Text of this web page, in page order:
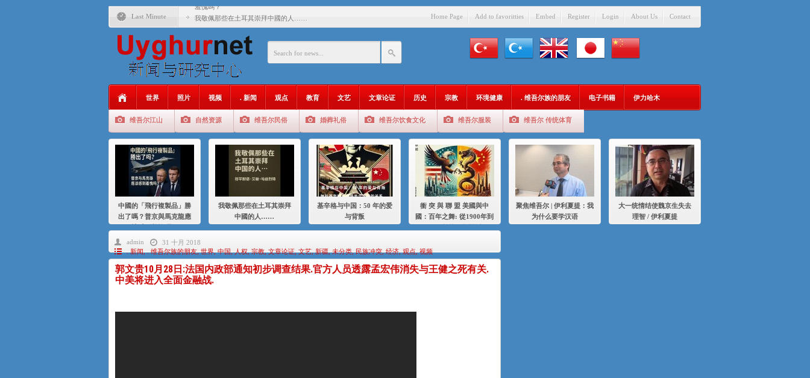
Last Minute
羞愧嗎？
我敬佩那些在土耳其崇拜中國的人……
基辛格与中国：50 年的爱与背叛
年的百年關係
大一统情结使魏京生失去理智 / 伊利夏提
伊利夏提：在自责与内疚中的挣扎
伊利夏提：消失在集中营的红衣女孩
伊利夏提：维吾尔种族灭绝
Home Page Add to favoritties Embed Register Login About Us Contact
世界 照片 视频 . 新闻 观点 教育 文艺 文章论证 历史 宗教 环境健康 . 维吾尔族的朋友 电子书籍 伊力哈木
维吾尔江山 自然资源 维吾尔民俗 婚葬礼俗 维吾尔饮食文化 维吾尔服装 维吾尔 传统体育
中國的「飛行複製品」勝
出了嗎？普京與馬克龍應
我敬佩那些在土耳其崇拜
中國的人……
基辛格与中国：50 年的爱
与背叛
衝 突 與 聯 盟 美國與中
國：百年之舞: 從1900年到
聚焦维吾尔 | 伊利夏提：我
为什么要学汉语
大一统情结使魏京生失去
理智 / 伊利夏提
admin
31 十月 2018
. 新闻,. 维吾尔族的朋友,世界,中国,人权,宗教,文章论证,文艺,新疆,未分类,民族冲突,经济,观点,视频
郭文贵10月28日:法国内政部通知初步调查结果.官方人员透露孟宏伟消失与王健之死有关.
中美将进入全面金融战.